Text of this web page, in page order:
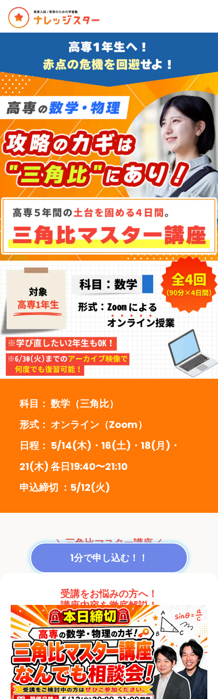
科目： 数学（三角比）
形式： オンライン（Zoom）
日程： 5/14(木)・16(土)・18(月)・
21(木) 各日19:40〜21:10
申込締切 ：5/12(火)
＼三角比マスター講座／
1分で申し込む！！
受講をお悩みの方へ！
講座内容を徹底解説！